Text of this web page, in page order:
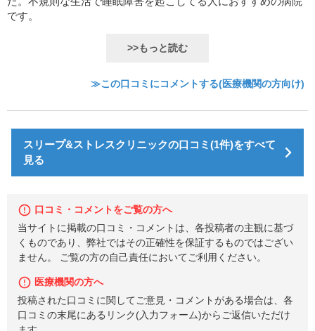
です。
>>もっと読む
≫この口コミにコメントする(医療機関の方向け)
スリープ&ストレスクリニックの口コミ(1件)をすべて
見る
口コミ・コメントをご覧の方へ
当サイトに掲載の口コミ・コメントは、各投稿者の主観に基づ
くものであり、弊社ではその正確性を保証するものではござい
ません。 ご覧の方の自己責任においてご利用ください。
医療機関の方へ
投稿された口コミに関してご意見・コメントがある場合は、各
口コミの末尾にあるリンク(入力フォーム)からご返信いただけ